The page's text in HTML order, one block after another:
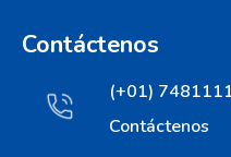
Contáctenos
(+01)
Contáctenos